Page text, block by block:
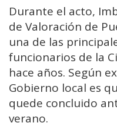
Durante el acto,
de Valoración de
una de las
funcionarios de la
hace años. Según
Gobierno local es
quede concluido
verano.